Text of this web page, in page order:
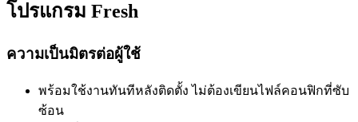
โปรแกรม Fresh
ความเป็นมิตรต่อผู้ใช้
พร้อมใช้งานทันทีหลังติดตั้ง ไม่ต้องเขียนไฟล์คอนฟิกที่ซับ
ซ้อน